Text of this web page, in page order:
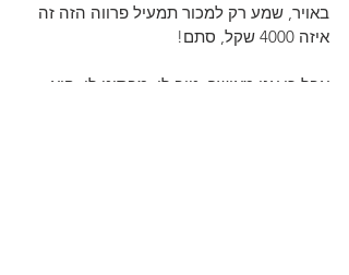
באויר, שמע רק למכור תמעיל פרווה הזה זה
איזה 4000 שקל, סתם!
אבל כן אני מאושר, טוב לי, מבסוט לי, היא